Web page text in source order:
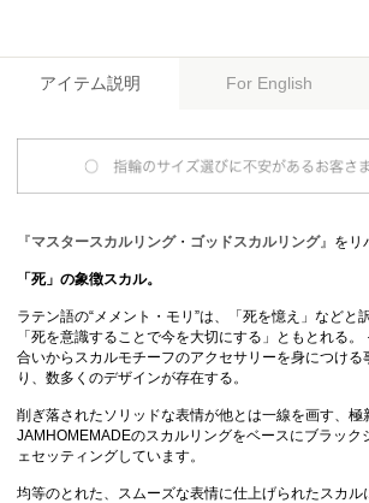
アイテム説明 For English
『マスタースカルリング・ ゴッドスカルリング』をリ
「死」の象徴スカル。
ラテン語の“メメント・モリ”は、「死を憶え」などと
「死を意識することで今を大切にする」ともとれる
合いからスカルモチーフのアクセサリーを身につける
り、数多くのデザインが存在する。
削ぎ落されたソリッドな表情が他とは一線を画す、極
JAMHOMEMADEのスカルリングをベースにブラック
ェセッティングしています。
均等のとれた、スムーズな表情に仕上げられたスカル